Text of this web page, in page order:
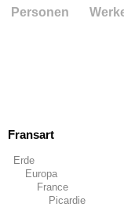
Fransart
Erde
Europa
France
Picardie
Personen